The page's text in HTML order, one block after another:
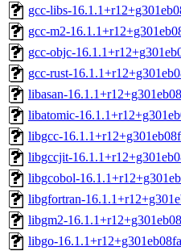
gcc-libs-
gcc-m2-
gcc-objc-
gcc-rust-
libasan-
libatomic-
libgcc-
libgccjit-
libgcobol-
libgfortran-
libgm2-
libgo-